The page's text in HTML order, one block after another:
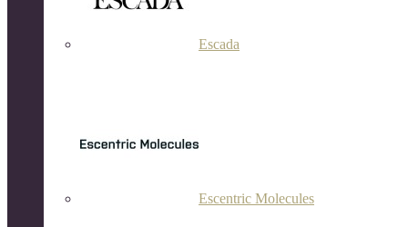
Escada
Escentric Molecules